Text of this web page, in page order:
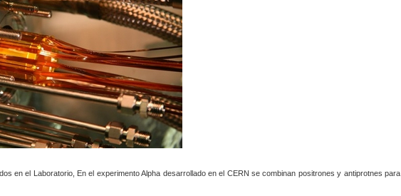
en el Laboratorio, En el experimento Alpha desarrollado en el CERN se combinan positrones y antiprotnes para